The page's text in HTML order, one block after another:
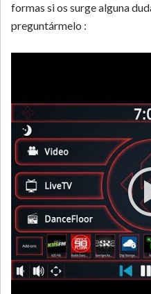
formas si os surge alguna
preguntármelo :